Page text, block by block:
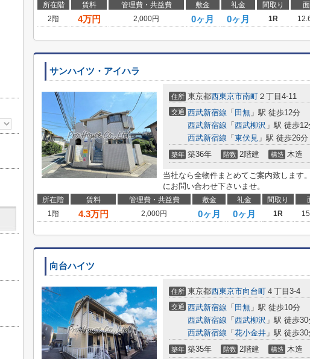
所在階 賃料 管理費・共益費 敷金 礼金 間取り
2階
4万円 2,000円 0ヶ月 0ヶ月 1R
サンハイツ・アイハラ
住所 東京都西東京市南町 ２丁目4-11
交通 西武新宿線 「 田無 」駅 徒歩12分
西武新宿線 「 西武柳沢 」駅 徒歩12
西武新宿線 「 東伏見 」駅 徒歩26分
築年 築36年 階数 2階建 構造 木造
当社なら全物件まとめてご案内致します
にお問い合わせ下さいませ。
所在階 賃料 管理費・共益費 敷金 礼金 間取り
1階
4.3万円 2,000円 0ヶ月 0ヶ月 1R
向台ハイツ
住所 東京都西東京市向台町 ４丁目3-4
交通 西武新宿線 「 田無 」駅 徒歩10分
西武新宿線 「 西武柳沢 」駅 徒歩30
西武新宿線 「 花小金井 」駅 徒歩30
築年 築35年 階数 2階建 構造 木造